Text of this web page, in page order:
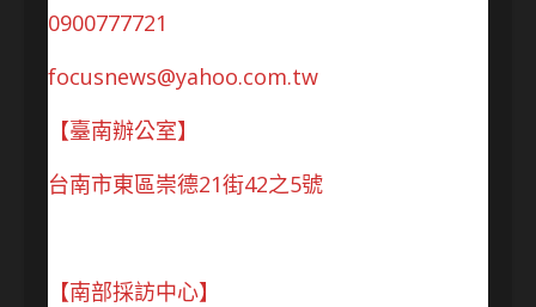
0900777721
focusnews@yahoo.com.tw
【臺南辦公室】
台南市東區崇德21街42之5號
【南部採訪中心】